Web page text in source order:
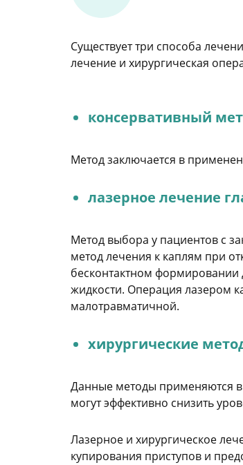
Существует три способа
лечение и хирургическая
консервативный
Метод заключается в
лазерное лечение
Метод выбора у пациентов с
метод лечения к каплям при
бесконтактном формировании
жидкости. Операция лазером
малотравматичной.
хирургические
Данные методы применяются в
могут эффективно снизить
Лазерное и хирургическое
купирования приступов и